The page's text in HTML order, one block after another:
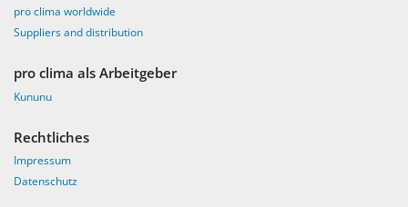
pro clima worldwide
Suppliers and distribution
pro clima als Arbeitgeber
Kununu
Rechtliches
Impressum
Datenschutz